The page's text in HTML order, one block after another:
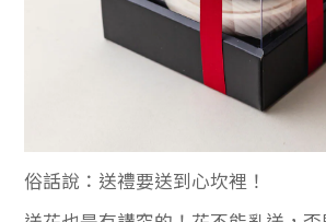
俗話說：送禮要送到心坎裡！